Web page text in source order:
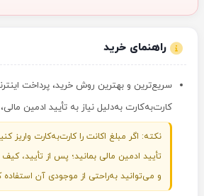
راهنمای خرید
سریع‌ترین و بهترین روش خرید، پرداخت
کارت‌به‌کارت به‌دلیل نیاز به تأیید ادمین
نکته: اگر مبلغ اکانت را کارت‌به‌کارت واریز
تأیید ادمین مالی بمانید؛ پس از تأیید،
و می‌توانید به‌راحتی از موجودی آن استفاده